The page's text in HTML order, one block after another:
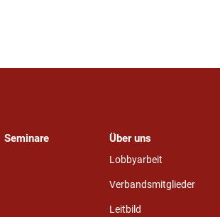
Seminare Über uns
Lobbyarbeit
Verbandsmitglieder
Leitbild